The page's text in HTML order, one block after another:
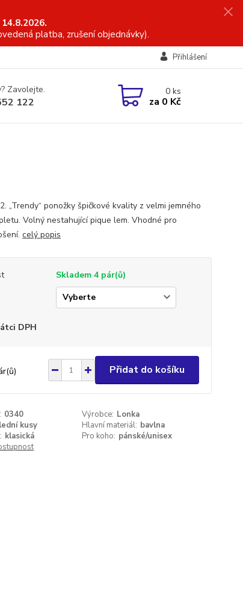
platba, zrušení objednávky).
Přihlášení
Zavolejte.
122
0ks
za 0 Kč
„Trendy“ ponožky špičkové kvality z velmi jemného
Volný nestahující pique lem. Vhodné pro
celý popis
Skladem 4 pár(ů)
DPH
Přidat do košíku
0340 Výrobce: Lonka
kusy Hlavní materiál: bavlna
klasická Pro koho: pánské/unisex